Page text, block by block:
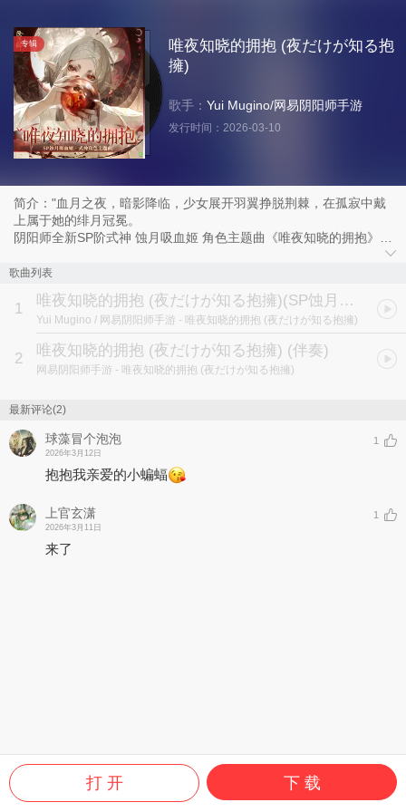
专辑
唯夜知晓的拥抱 (夜だけが知る抱
擁)
歌手： Yui Mugino/网易阴阳师手游
发行时间： 2026-03-10
简介："血月之夜，暗影降临，少女展开羽翼挣脱荆棘，在孤寂中戴
上属于她的绯月冠冕。
阴阳师全新SP阶式神 蚀月吸血姬 角色主题曲《唯夜知晓的拥抱》正
越是靠近温暖，越害怕被摧毁。拥抱亦能成为救赎，而她也愿为无法
歌曲列表
1 唯夜知晓的拥抱 (夜だけが知る抱擁)(SP蚀月吸血姬 · 式神角色主题曲)
Yui Mugino / 网易阴阳师手游 - 唯夜知晓的拥抱 (夜だけが知る抱擁)
2 唯夜知晓的拥抱 (夜だけが知る抱擁) (伴奏)
网易阴阳师手游 - 唯夜知晓的拥抱 (夜だけが知る抱擁)
最新评论(2)
球藻冒个泡泡
2026年3月12日
1
抱抱我亲爱的小蝙蝠
上官玄潇
2026年3月11日
1
来了
打 开 下 载